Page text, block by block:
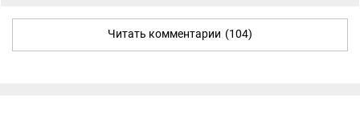
Читать комментарии (104)